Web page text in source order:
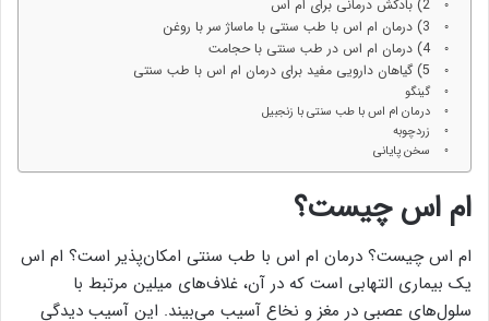
2) بادکش درمانی برای ام اس
3) درمان ام اس با طب سنتی با ماساژ سر با روغن
4) درمان ام اس در طب سنتی با حجامت
5) گیاهان دارویی مفید برای درمان ام اس با طب سنتی
گینگو
درمان ام اس با طب سنتی با زنجبیل
زردچوبه
سخن پایانی
ام اس چیست؟
ام اس چیست؟ درمان ام اس با طب سنتی امکان‌پذیر است؟ ام اس
یک بیماری التهابی است که در آن، غلاف‌های میلین مرتبط با
سلول‌های عصبی در مغز و نخاع آسیب می‌بیند. این آسیب دیدگی